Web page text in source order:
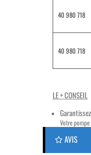
40 980 718
40 980 718
LE + CONSEIL
Votre
AVIS